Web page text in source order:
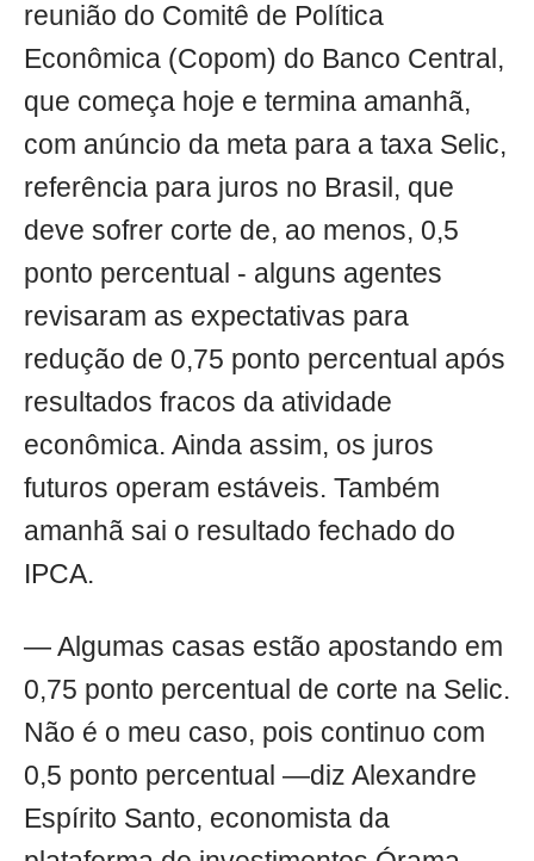
reunião do Comitê de Política
Econômica (Copom) do Banco Central,
que começa hoje e termina amanhã,
com anúncio da meta para a taxa Selic,
referência para juros no Brasil, que
deve sofrer corte de, ao menos, 0,5
ponto percentual - alguns agentes
revisaram as expectativas para
redução de 0,75 ponto percentual após
resultados fracos da atividade
econômica. Ainda assim, os juros
futuros operam estáveis. Também
amanhã sai o resultado fechado do
IPCA.
— Algumas casas estão apostando em
0,75 ponto percentual de corte na Selic.
Não é o meu caso, pois continuo com
0,5 ponto percentual —diz Alexandre
Espírito Santo, economista da